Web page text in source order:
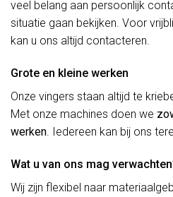
veel belang aan persoonlijk
situatie gaan bekijken. Voor
kan u ons altijd contacteren.
Grote en kleine werken
Onze vingers staan altijd te
Met onze machines doen we
werken. Iedereen kan bij ons
Wat u van ons mag
Wij zijn flexibel naar